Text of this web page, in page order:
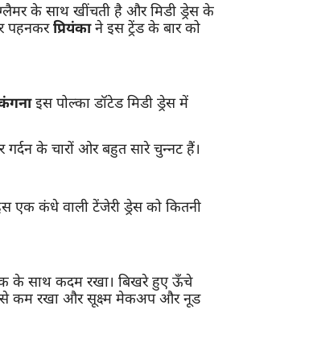
के साथ खींचती है और मिडी ड्रेस के
पहनकरप्रियंकाने इस ट्रेंड के बार को
इस पोल्का डॉटेड मिडी ड्रेस में
के चारों ओर बहुत सारे चुन्नट हैं।
कंधे वाली टेंजेरी ड्रेस को कितनी
नेक के साथ कदम रखा। बिखरे हुए ऊँचे
से कम रखा और सूक्ष्म मेकअप और नूड